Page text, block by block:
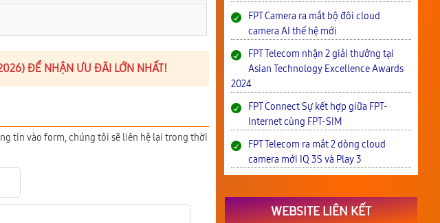
ĐỂ NHẬN ƯU ĐÃI LỚN NHẤT!
tin vào form, chúng tôi sẽ liên hệ lại trong thời
FPT Camera ra mắt bộ đôi cloud
camera AI thế hệ mới
FPT Telecom nhận 2 giải thưởng tại
Asian Technology Excellence Awards
2024
FPT Connect Sự kết hợp giữa FPT-
Internet cùng FPT-SIM
FPT Telecom ra mắt 2 dòng cloud
camera mới IQ 3S và Play 3
WEBSITE LIÊN KẾT